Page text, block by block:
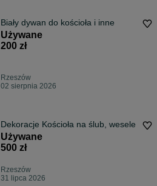
Biały dywan do kościoła i inne
Używane
200 zł
Rzeszów
02 sierpnia 2026
Dekoracje Kościoła na ślub, wesele
Używane
500 zł
Rzeszów
31 lipca 2026